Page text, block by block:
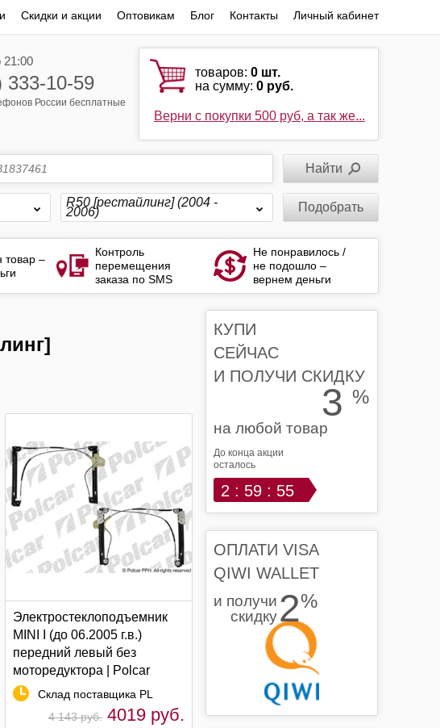
Скидки и акции Оптовикам Блог Контакты Личный кабинет
333-10-59
России бесплатные
товаров:0 шт.
на сумму:0 руб.
Верни с покупки 500 руб, а так же...
R50 [рестайлинг] (2004 -
2006) Подобрать
товар –
Контроль
перемещения
заказа по SMS
Не понравилось /
не подошло –
вернем деньги
Электростеклоподъемник
MINI I (до 06.2005 г.в.)
передний левый без
моторедуктора | Polcar
Склад поставщика PL
4 143 руб. 4019 руб.
КУПИ
СЕЙЧАС
И ПОЛУЧИ СКИДКУ
3 %
на любой товар
До конца акции
осталось
2 : 59 : 54
ОПЛАТИ VISA
QIWI WALLET
и получи
скидку2%